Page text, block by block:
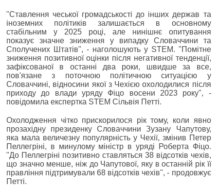
"Ставлення чеської громадськості до інших держав та
іноземних політиків залишається в основному
стабільним у 2025 році, але нинішнє опитування
показує значне зниження у випадку Словаччини та
Сполучених Штатів", - наголошують у STEM. "Помітне
зниження позитивної оцінки після негативної тенденції,
зафіксованої в останні два роки, швидше за все,
пов'язане з поточною політичною ситуацією у
Словаччині, відносини якої з Чехією охолодилися після
приходу до влади уряду Фіцо восени 2023 року", -
повідомила експертка STEM Сільвія Петті.
Охолодження чітко прискорилося рік тому, коли явно
прозахідну президенку Словаччини Зузану Чапутову,
яка мала величезну популярність у Чехії, змінив Петер
Пеллегріні, в минулому міністр в уряді Роберта Фіцо.
"До Пеллегріні позитивно ставляться 38 відсотків чехів,
що значно менше, ніж до Чапутової, яку в останній рік її
правління підтримували 68 відсотків чехів", - продовжує
Петті.